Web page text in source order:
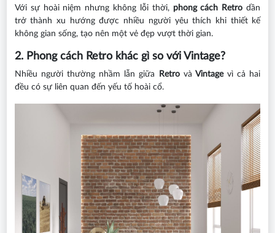
Với sự hoài niệm nhưng không lỗi thời, phong cách Retro dần
trở thành xu hướng được nhiều người yêu thích khi thiết kế
không gian sống, tạo nên một vẻ đẹp vượt thời gian.
2. Phong cách Retro khác gì so với Vintage?
Nhiều người thường nhầm lẫn giữa Retro và Vintagevì cả hai
đều có sự liên quan đến yếu tố hoài cổ.